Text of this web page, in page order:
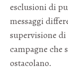
esclusioni di
messaggi
supervisione
campagne che
ostacolano.